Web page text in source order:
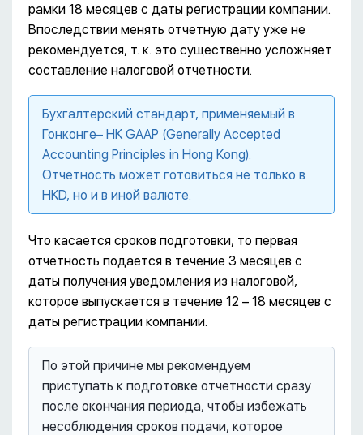
рамки 18 месяцев с даты регистрации компании.
Впоследствии менять отчетную дату уже не
рекомендуется, т. к. это существенно усложняет
составление налоговой отчетности.
Бухгалтерский стандарт, применяемый в
Гонконге– HK GAAP (Generally Accepted
Accounting Principles in Hong Kong).
Отчетность может готовиться не только в
HKD, но и в иной валюте.
Что касается сроков подготовки, то первая
отчетность подается в течение 3 месяцев с
даты получения уведомления из налоговой,
которое выпускается в течение 12 – 18 месяцев с
даты регистрации компании.
По этой причине мы рекомендуем
приступать к подготовке отчетности сразу
после окончания периода, чтобы избежать
несоблюдения сроков подачи, которое